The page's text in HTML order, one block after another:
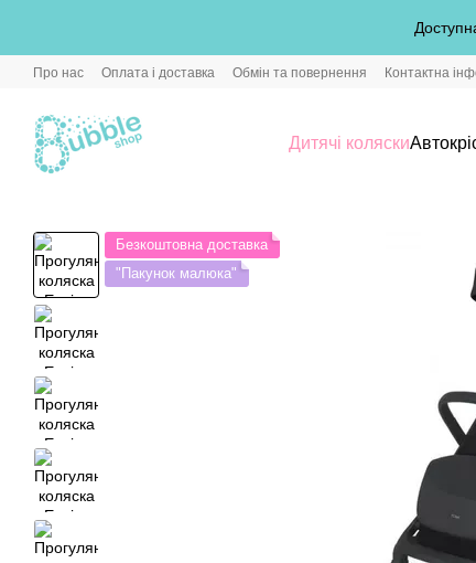
Про нас Оплата і доставка Обмін та повернення Контактна
Дитячі коляски
Безкоштовна доставка
"Пакунок малюка"